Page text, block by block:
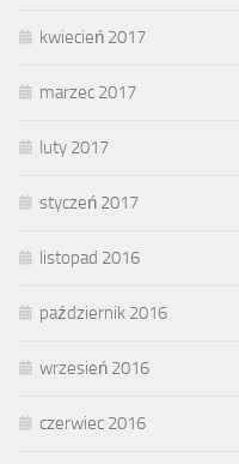
kwiecień 2017
marzec 2017
luty 2017
styczeń 2017
listopad 2016
październik 2016
wrzesień 2016
czerwiec 2016